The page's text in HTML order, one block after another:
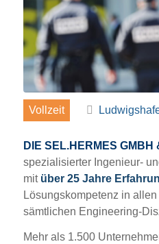
Vollzeit
DIE SEL.HERMES GMBH
spezialisierter Ingenieur-
mit über 25 Jahre
Lösungskompetenz in
sämtlichen Engineering-
Mehr als 1.500